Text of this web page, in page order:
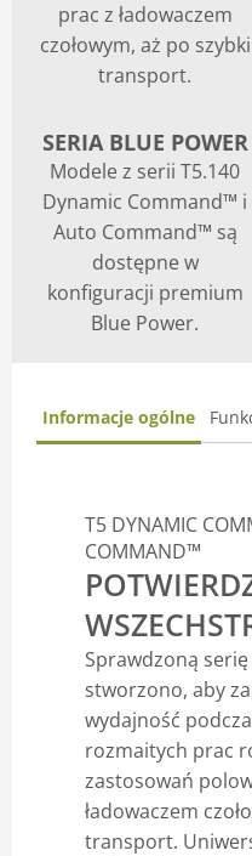
prac z ładowaczem
czołowym, aż po szybki
transport.
SERIA BLUE POWER
Modele z serii T5.140
Dynamic Command™ i
Auto Command™ są
dostępne w
konfiguracji premium
Blue Power.
Informacje ogólne
T5 DYNAMIC
COMMAND™
Sprawdzoną
stworzono, aby
wydajność
rozmaitych prac
zastosowań
ładowaczem
transport.